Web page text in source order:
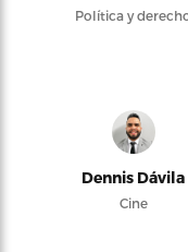
Política y
Dennis Dávila
Cine